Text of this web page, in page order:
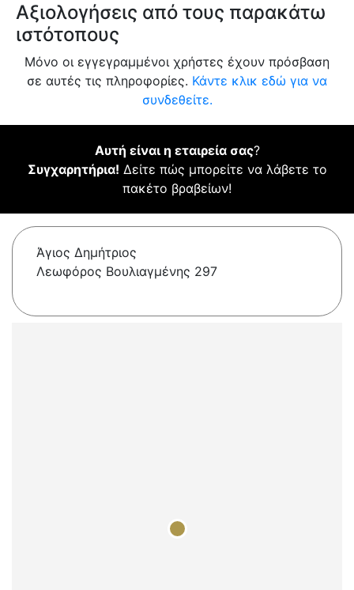
Αξιολογήσεις από τους παρακάτω
ιστότοπους
Μόνο οι εγγεγραμμένοι χρήστες έχουν πρόσβαση
σε αυτές τις πληροφορίες. Κάντε κλικ εδώ για να
συνδεθείτε.
Αυτή είναι η εταιρεία σας?
Συγχαρητήρια! Δείτε πώς μπορείτε να λάβετε το
πακέτο βραβείων!
Άγιος Δημήτριος
Λεωφόρος Βουλιαγμένης 297